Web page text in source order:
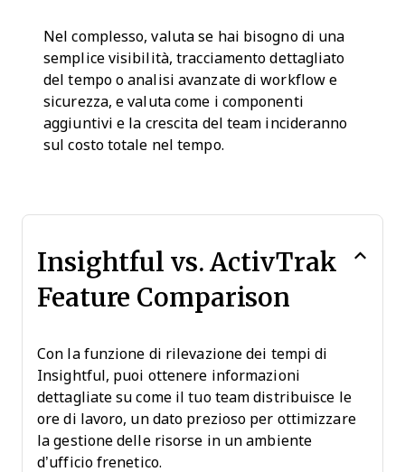
Nel complesso, valuta se hai bisogno di una
semplice visibilità, tracciamento dettagliato
del tempo o analisi avanzate di workflow e
sicurezza, e valuta come i componenti
aggiuntivi e la crescita del team incideranno
sul costo totale nel tempo.
Insightful vs. ActivTrak
Feature Comparison
Con la funzione di rilevazione dei tempi di
Insightful, puoi ottenere informazioni
dettagliate su come il tuo team distribuisce le
ore di lavoro, un dato prezioso per ottimizzare
la gestione delle risorse in un ambiente
d’ufficio frenetico.